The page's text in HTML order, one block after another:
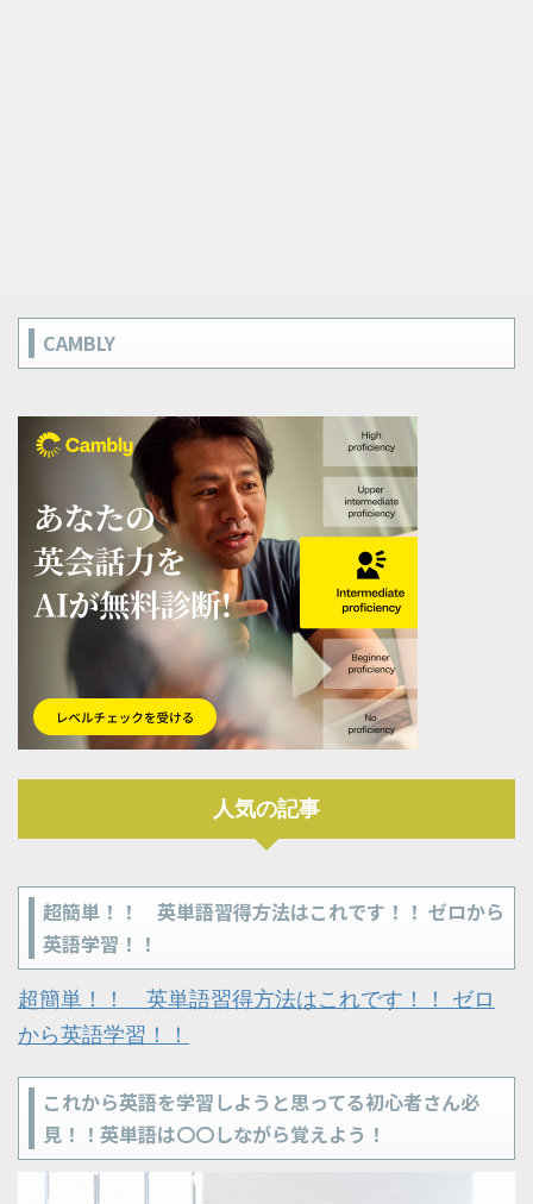
CAMBLY
人気の記事
超簡単！！ 英単語習得方法はこれです！！ ゼロから
英語学習！！
超簡単！！ 英単語習得方法はこれです！！ ゼロ
から英語学習！！
これから英語を学習しようと思ってる初心者さん必
見！！英単語は〇〇しながら覚えよう！